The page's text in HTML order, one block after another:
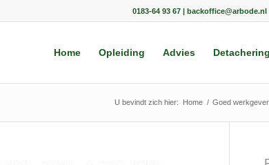
0183-64 93 67 |
Home Opleiding Advies Detachering
U bevindt zich hier: Home / Goed